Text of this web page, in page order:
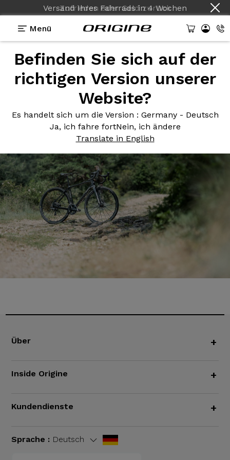
Versand Ihres Fahrradsin4 Wochen
Menü
Befinden Sie sich auf der
richtigen Version unserer
Website?
Es handelt sich um die Version : Germany - Deutsch
Ja, ich fahre fortNein, ich ändere
Translate in English
Photos> Graxx Fibre apparente / Gris Titane
Graxx Fibreapparente / Gris
Über +
Inside Origine +
Kundendienste +
Sprache : Deutsch